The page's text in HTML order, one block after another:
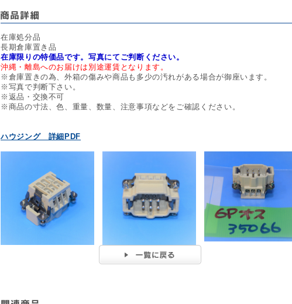
在庫処分品
長期倉庫置き品
在庫限りの特価品です。写真にてご判断ください。
沖縄・離島へのお届けは別途運賃となります。
※倉庫置きの為、外箱の傷みや商品も多少の汚れがある場合が御座います。
※写真で判断下さい。
※返品・交換不可
※商品の寸法、色、重量、数量、注意事項などをご確認ください。
ハウジング 詳細PDF